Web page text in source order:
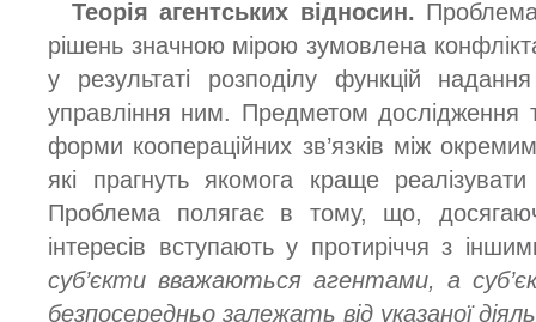
Теорія агентських відносин.
рішень значною мірою зумовлена
у результаті розподілу функцій
управління ним. Предметом дослідження
форми коопераційних зв’язків між
які прагнуть якомога краще
Проблема полягає в тому, що,
інтересів вступають у протиріччя з
суб’єкти вважаються агентами, а
безпосередньо залежать від указаної